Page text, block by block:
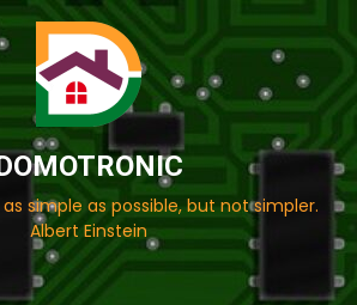
simple as possible, but not simpler.
Albert Einstein